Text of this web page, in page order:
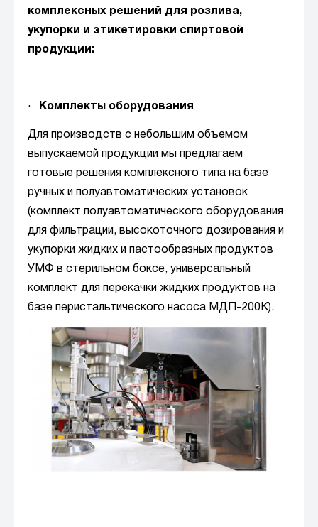
комплексных решений для розлива,
укупорки и этикетировки спиртовой
продукции:
· Комплекты оборудования
Для производств с небольшим объемом
выпускаемой продукции мы предлагаем
готовые решения комплексного типа на базе
ручных и полуавтоматических установок
(комплект полуавтоматического оборудования
для фильтрации, высокоточного дозирования и
укупорки жидких и пастообразных продуктов
УМФ в стерильном боксе, универсальный
комплект для перекачки жидких продуктов на
базе перистальтического насоса МДП-200К).